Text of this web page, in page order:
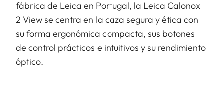
fábrica de Leica en Portugal, la Leica Calonox
2 View se centra en la caza segura y ética con
su forma ergonómica compacta, sus botones
de control prácticos e intuitivos y su rendimiento
óptico.